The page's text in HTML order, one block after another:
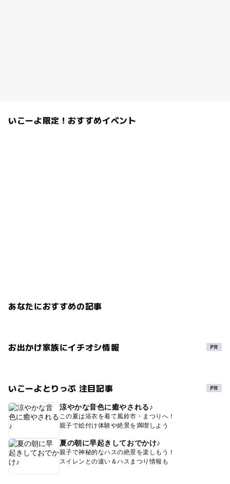
いこーよ限定！おすすめイベント
あなたにおすすめの記事
お出かけ家族にイチオシ情報
いこーよとりっぷ 注目記事
涼やかな音色に癒やされる♪
この夏は浴衣を着て風鈴市・まつりへ！
親子で絵付け体験や絶景を満喫しよう
夏の朝に早起きしておでかけ♪
親子で神秘的なハスの絶景を楽しもう！
スイレンとの違い＆ハスまつり情報も